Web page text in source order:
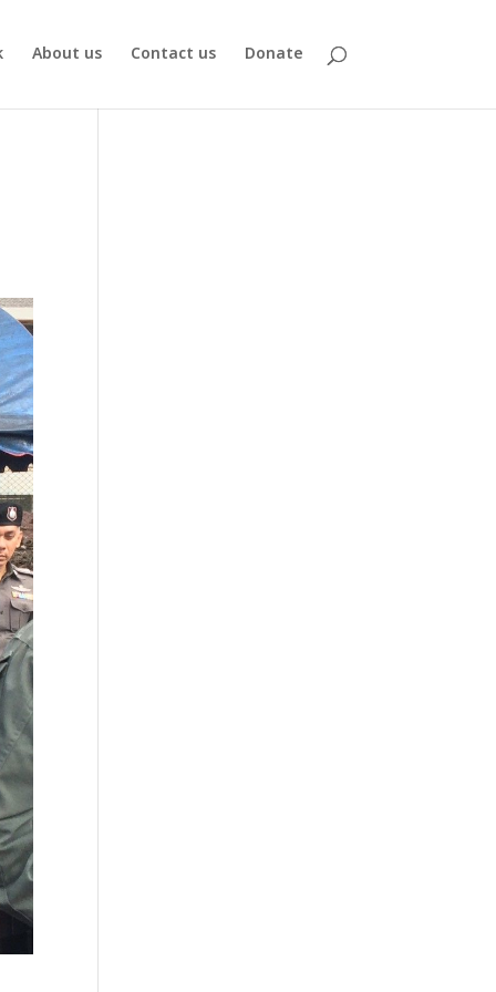
About us Contact us Donate